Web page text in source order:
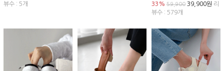
뷰수 : 5개
33% 59,90039,900원 리
뷰수 : 579개